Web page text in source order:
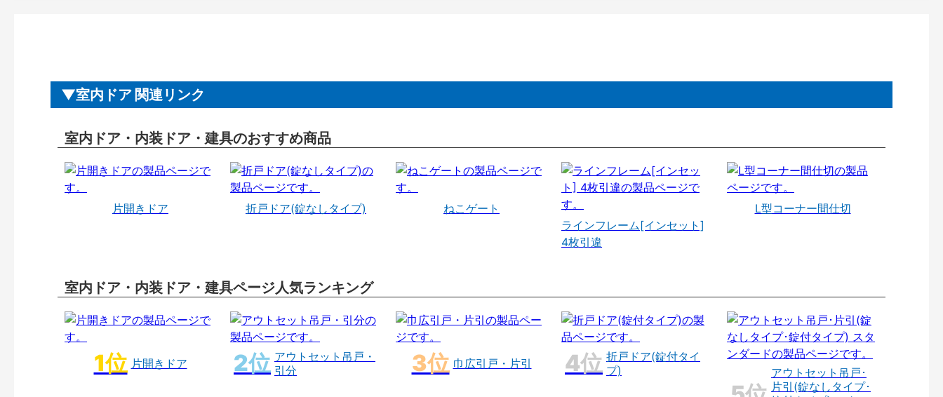
室内ドア 関連リンク
室内ドア・内装ドア・建具のおすすめ商品
片開きドア 折戸ドア(錠なしタイプ)
ねこゲート
ラインフレーム[インセット]
4枚引違
L型コーナー間仕切
室内ドア・内装ドア・建具ページ人気ランキング
片開きドア
アウトセット吊戸・
引分
巾広引戸・片引
折戸ドア(錠付タイ
プ)
アウトセット吊戸･
片引(錠なしタイプ･